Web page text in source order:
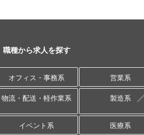
職種から求人を探す
オフィス・事務系 営業系
物流・配送・軽作業系 製造系
イベント系 医療系